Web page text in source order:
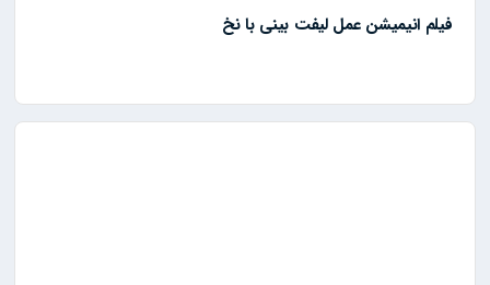
فیلم انیمیشن عمل لیفت بینی با نخ